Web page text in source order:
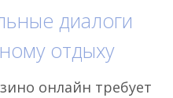
диалоги
отдыху
онлайн требует